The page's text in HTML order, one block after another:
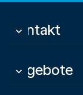
Kontakt
keyboard_arrow_down
Angebote
keyboard_arrow_down